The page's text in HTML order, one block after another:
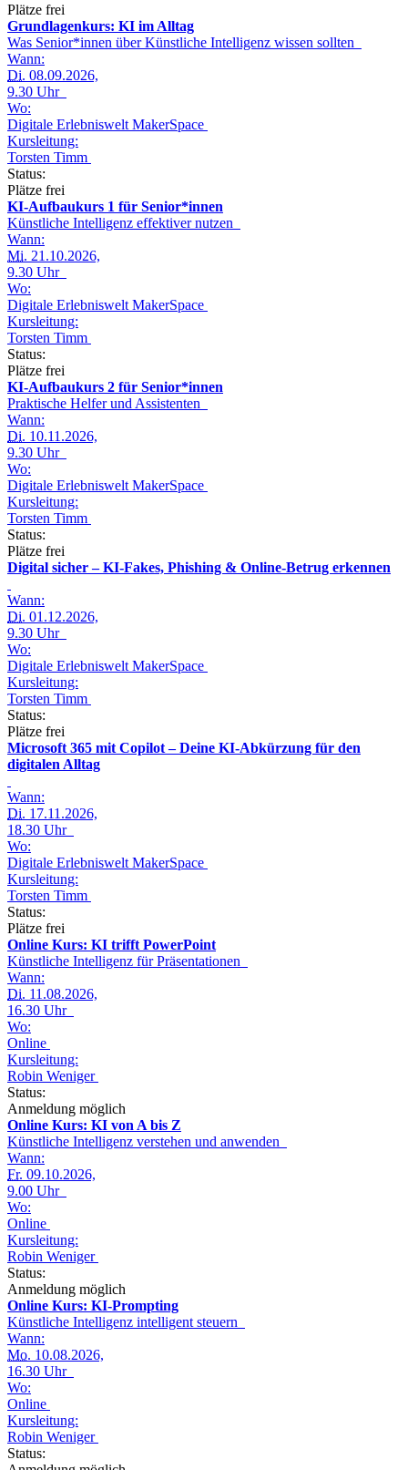
Plätze frei
Grundlagenkurs: KI im Alltag
Was Senior*innen über Künstliche Intelligenz wissen sollten
Wann:
Di. 08.09.2026,
9.30 Uhr
Wo:
Digitale Erlebniswelt MakerSpace
Kursleitung:
Torsten Timm
Status:
Plätze frei
KI-Aufbaukurs 1 für Senior*innen
Künstliche Intelligenz effektiver nutzen
Wann:
Mi. 21.10.2026,
9.30 Uhr
Wo:
Digitale Erlebniswelt MakerSpace
Kursleitung:
Torsten Timm
Status:
Plätze frei
KI-Aufbaukurs 2 für Senior*innen
Praktische Helfer und Assistenten
Wann:
Di. 10.11.2026,
9.30 Uhr
Wo:
Digitale Erlebniswelt MakerSpace
Kursleitung:
Torsten Timm
Status:
Plätze frei
Digital sicher – KI-Fakes, Phishing & Online-Betrug erkennen
Wann:
Di. 01.12.2026,
9.30 Uhr
Wo:
Digitale Erlebniswelt MakerSpace
Kursleitung:
Torsten Timm
Status:
Plätze frei
Microsoft 365 mit Copilot – Deine KI-Abkürzung für den
digitalen Alltag
Wann:
Di. 17.11.2026,
18.30 Uhr
Wo:
Digitale Erlebniswelt MakerSpace
Kursleitung:
Torsten Timm
Status:
Plätze frei
Online Kurs: KI trifft PowerPoint
Künstliche Intelligenz für Präsentationen
Wann:
Di. 11.08.2026,
16.30 Uhr
Wo:
Online
Kursleitung:
Robin Weniger
Status:
Anmeldung möglich
Online Kurs: KI von A bis Z
Künstliche Intelligenz verstehen und anwenden
Wann:
Fr. 09.10.2026,
9.00 Uhr
Wo:
Online
Kursleitung:
Robin Weniger
Status:
Anmeldung möglich
Online Kurs: KI-Prompting
Künstliche Intelligenz intelligent steuern
Wann:
Mo. 10.08.2026,
16.30 Uhr
Wo:
Online
Kursleitung:
Robin Weniger
Status: